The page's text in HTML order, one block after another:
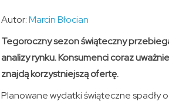
Autor:Marcin Błocian
Tegoroczny sezon świąteczny
analizy rynku. Konsumenci coraz
znajdą korzystniejszą ofertę.
Planowane wydatki świąteczne spadły